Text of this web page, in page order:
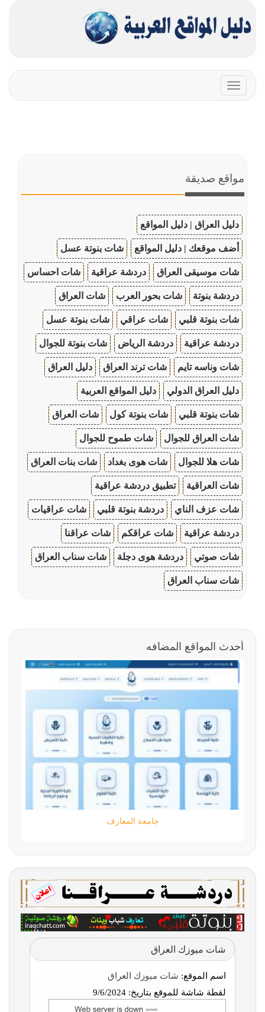
Toggle
navigation
مواقع صديقة
دليل العراق | دليل المواقع
أضف موقعك | دليل المواقع شات بنوتة عسل
شات موسيقى العراق دردشة عراقية شات احساس
دردشة بنوتة شات بحور العرب شات العراق
شات بنوتة قلبي شات عراقي شات بنوتة عسل
دردشة عراقية دردشة الرياض شات بنوتة للجوال
شات وناسه تايم شات ترند العراق دليل العراق
دليل العراق الدولي دليل المواقع العربية
شات بنوتة قلبي شات بنوتة كول شات العراق
شات العراق للجوال شات طموح للجوال
شات هلا للجوال شات هوى بغداد شات بنات العراق
شات العراقية تطبيق دردشة عراقية
شات عزف الناي دردشة بنوتة قلبي شات عراقيات
دردشة عراقية شات عراقكم شات عراقنا
شات صوتي دردشة هوى دجلة شات سناب العراق
شات سناب العراق
أحدث المواقع المضافه
جامعة المعارف
شات ميوزك العراق
اسم الموقع: شات ميوزك العراق
لقطة شاشة للموقع بتاريخ: